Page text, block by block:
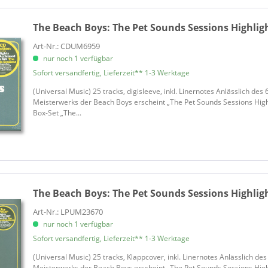
Allman Brothers Band, The
Allman, Gregg
Amen Corner
Amon Düül
Anders, Christian
Anderson - Wakeman
Andromeda
Antoine
Antoine
Volksmusik
Musicals
The Beach Boys:The Pet Sounds Sessions
Art-Nr.: CDUM6959
nur noch 1 verfügbar
Sofort versandfertig, Lieferzeit** 1-3 Werktage
(Universal Music) 25 tracks, digisleeve, inkl. Linernotes Anlässlich
Meisterwerks der Beach Boys erscheint „The Pet Sounds Sessions
Box-Set „The...
The Beach Boys:The Pet Sounds Sessions
Art-Nr.: LPUM23670
nur noch 1 verfügbar
Sofort versandfertig, Lieferzeit** 1-3 Werktage
(Universal Music) 25 tracks, Klappcover, inkl. Linernotes Anlässlich